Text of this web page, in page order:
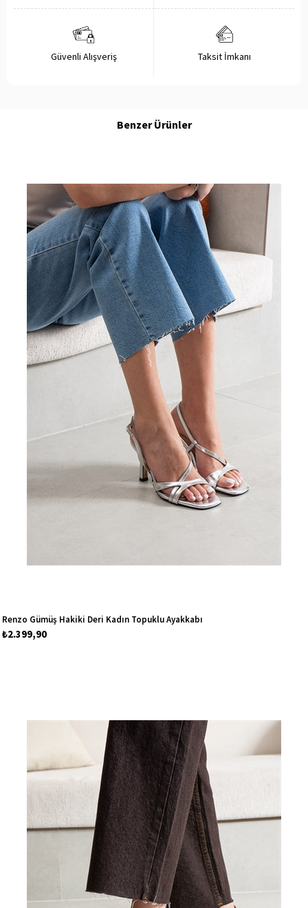
Güvenli Alışveriş Taksit İmkanı
Benzer Ürünler
Renzo Gümüş Hakiki Deri Kadın Topuklu Ayakkabı
₺2.399,90